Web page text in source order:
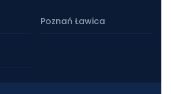
Poznań Ławica